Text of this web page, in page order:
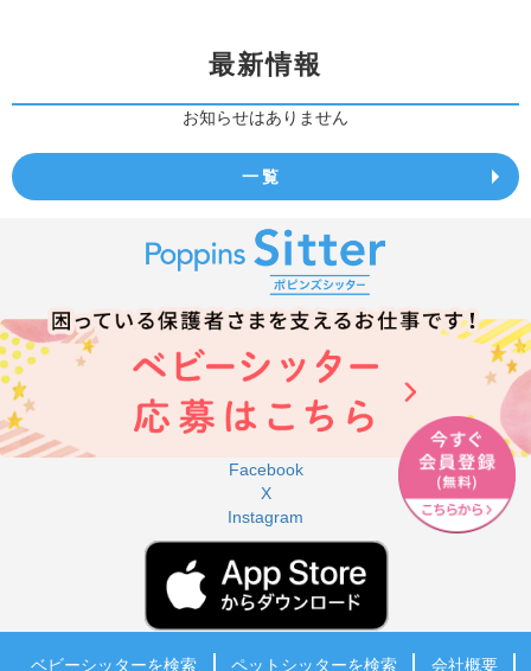
最新情報
お知らせはありません
一覧
Facebook
X
Instagram
ベビーシッターを検索 ペットシッターを検索 会社概要